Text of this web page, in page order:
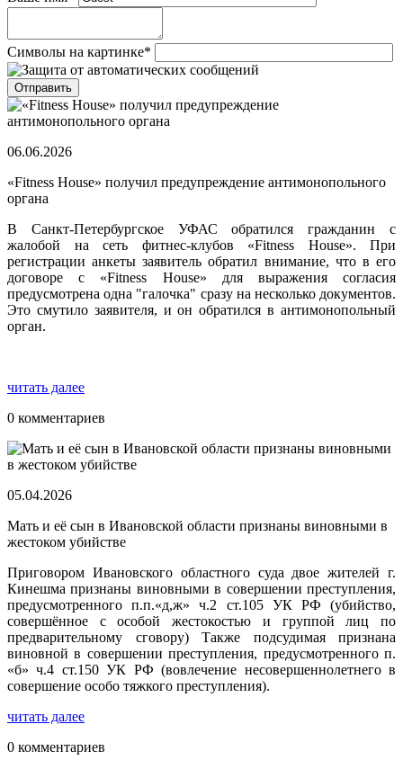
Символы на картинке*
06.06.2026
«Fitness House» получил предупреждение антимонопольного
органа
В Санкт-Петербургское УФАС обратился гражданин с
жалобой на сеть фитнес-клубов «Fitness House». При
регистрации анкеты заявитель обратил внимание, что в его
договоре с «Fitness House» для выражения согласия
предусмотрена одна "галочка" сразу на несколько документов.
Это смутило заявителя, и он обратился в антимонопольный
орган.
читать далее
0 комментариев
05.04.2026
Мать и её сын в Ивановской области признаны виновными в
жестоком убийстве
Приговором Ивановского областного суда двое жителей г.
Кинешма признаны виновными в совершении преступления,
предусмотренного п.п.«д,ж» ч.2 ст.105 УК РФ (убийство,
совершённое с особой жестокостью и группой лиц по
предварительному сговору) Также подсудимая признана
виновной в совершении преступления, предусмотренного п.
«б» ч.4 ст.150 УК РФ (вовлечение несовершеннолетнего в
совершение особо тяжкого преступления).
читать далее
0 комментариев